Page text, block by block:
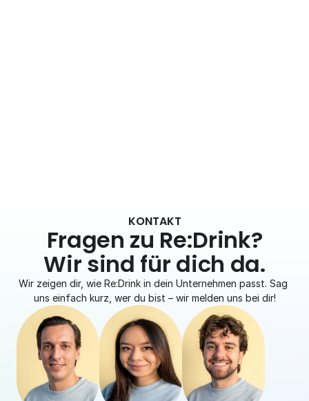
KONTAKT
Fragen zu Re:Drink?
Wir sind für dich da.
Wir zeigen dir, wie Re:Drink in dein Unternehmen passt. Sag
uns einfach kurz, wer du bist – wir melden uns bei dir!